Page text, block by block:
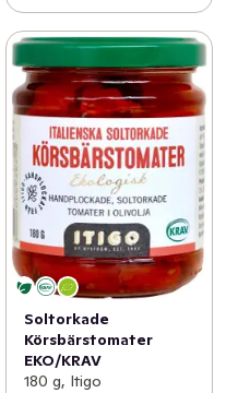
Soltorkade
Körsbärstomater
EKO/KRAV
180 g, Itigo